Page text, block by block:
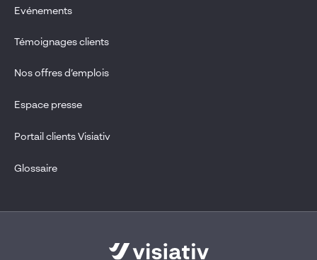
Evénements
Témoignages clients
Nos offres d’emplois
Espace presse
Portail clients Visiativ
Glossaire